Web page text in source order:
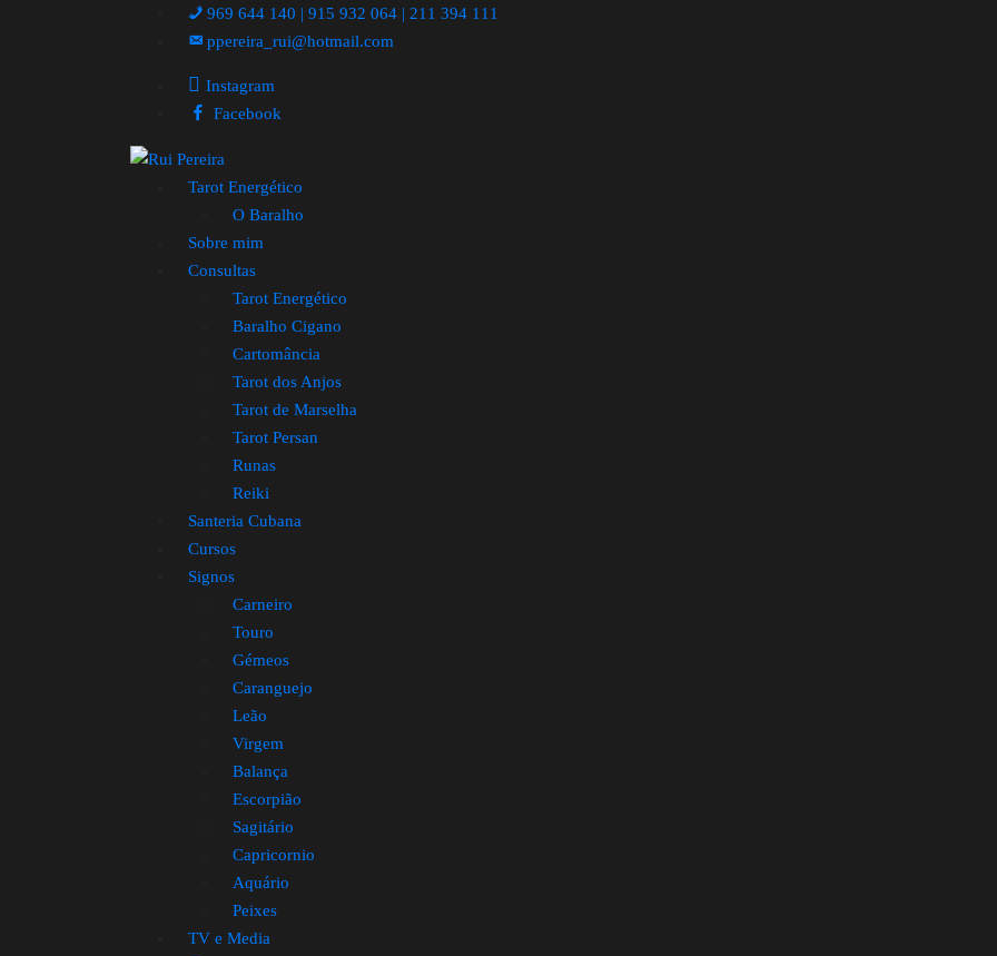
969 644 140 | 915 932 064 | 211 394 111
ppereira_rui@hotmail.com
Instagram
Facebook
Tarot Energético
O Baralho
Sobre mim
Consultas
Tarot Energético
Baralho Cigano
Cartomância
Tarot dos Anjos
Tarot de Marselha
Tarot Persan
Runas
Reiki
Santeria Cubana
Cursos
Signos
Carneiro
Touro
Gémeos
Caranguejo
Leão
Virgem
Balança
Escorpião
Sagitário
Capricornio
Aquário
Peixes
TV e Media